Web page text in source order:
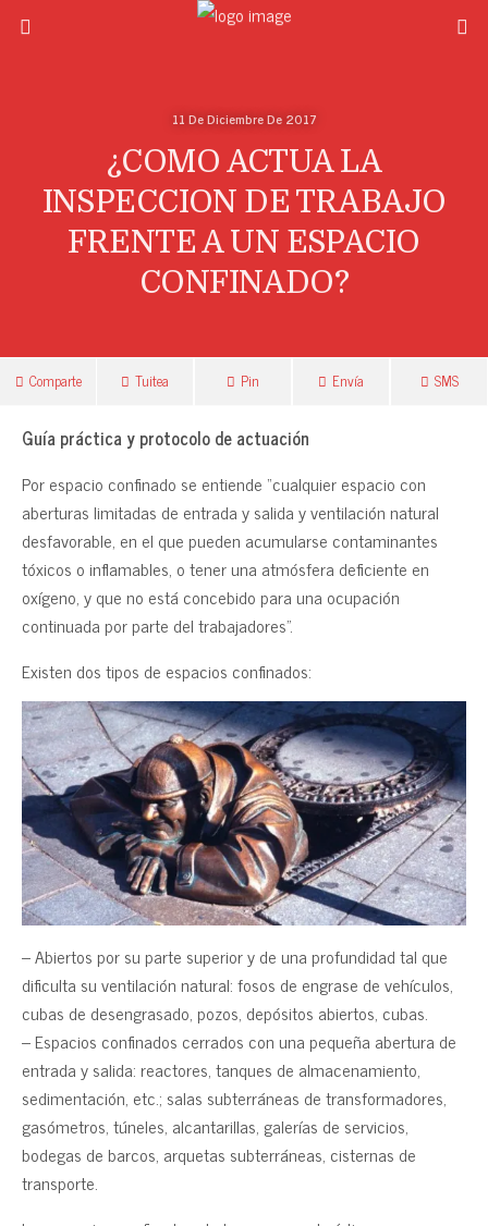
11 De Diciembre De 2017
¿COMO ACTUA LA
INSPECCION DE TRABAJO
FRENTE A UN ESPACIO
CONFINADO?
Comparte Tuitea Pin Envía SMS
Guía práctica y protocolo de actuación
Por espacio confinado se entiende “cualquier espacio con
aberturas limitadas de entrada y salida y ventilación natural
desfavorable, en el que pueden acumularse contaminantes
tóxicos o inflamables, o tener una atmósfera deficiente en
oxígeno, y que no está concebido para una ocupación
continuada por parte del trabajadores”.
Existen dos tipos de espacios confinados:
– Abiertos por su parte superior y de una profundidad tal que
dificulta su ventilación natural: fosos de engrase de vehículos,
cubas de desengrasado, pozos, depósitos abiertos, cubas.
– Espacios confinados cerrados con una pequeña abertura de
entrada y salida: reactores, tanques de almacenamiento,
sedimentación, etc.; salas subterráneas de transformadores,
gasómetros, túneles, alcantarillas, galerías de servicios,
bodegas de barcos, arquetas subterráneas, cisternas de
transporte.